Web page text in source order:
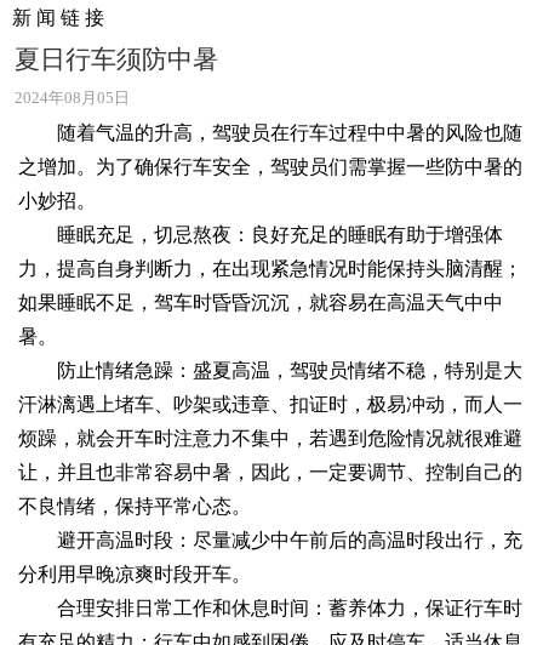
新 闻 链 接
夏日行车须防中暑
2024年08月05日
随着气温的升高，驾驶员在行车过程中中暑的风险也随
之增加。为了确保行车安全，驾驶员们需掌握一些防中暑的
小妙招。
睡眠充足，切忌熬夜：良好充足的睡眠有助于增强体
力，提高自身判断力，在出现紧急情况时能保持头脑清醒；
如果睡眠不足，驾车时昏昏沉沉，就容易在高温天气中中
暑。
防止情绪急躁：盛夏高温，驾驶员情绪不稳，特别是大
汗淋漓遇上堵车、吵架或违章、扣证时，极易冲动，而人一
烦躁，就会开车时注意力不集中，若遇到危险情况就很难避
让，并且也非常容易中暑，因此，一定要调节、控制自己的
不良情绪，保持平常心态。
避开高温时段：尽量减少中午前后的高温时段出行，充
分利用早晚凉爽时段开车。
合理安排日常工作和休息时间：蓄养体力，保证行车时